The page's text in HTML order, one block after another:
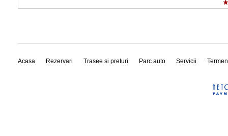
Acasa Rezervari Trasee si preturi Parc auto Servicii